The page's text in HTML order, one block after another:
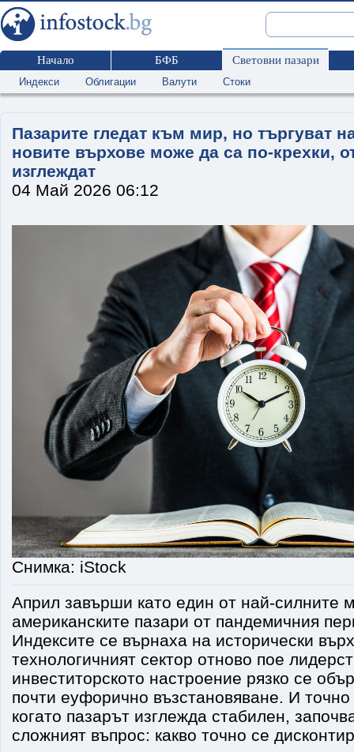
Начало БФБ Световни пазари
Индекси Облигации Валути Стоки
Пазарите гледат към мир, но търгуват
новите върхове може да са по-крехки,
изглеждат
04 Май 2026 06:12
Снимка: iStock
Април завърши като един от най-силните
американските пазари от пандемичния
Индексите се върнаха на исторически
технологичният сектор отново пое
инвеститорското настроение рязко се
почти еуфорично възстановяване. И
когато пазарът изглежда стабилен,
сложният въпрос: какво точно се